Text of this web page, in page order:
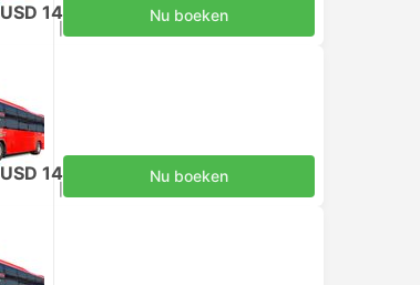
USD 14 Nu boeken
USD 14 Nu boeken